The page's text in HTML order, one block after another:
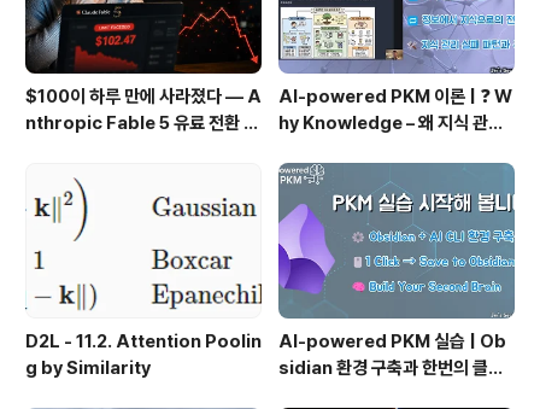
$100이 하루 만에 사라졌다 — A
nthropic Fable 5 유료 전환 사
AI-powered PKM 이론 | ❓ W
hy Knowledge – 왜 지식 관리
보에서 지식으로의 전환, 🛠️ 지식
관리 실패 패턴과 극복
D2L - 11.2. Attention Poolin
g by Similarity
AI-powered PKM 실습 | Ob
sidian 환경 구축과 한번의 클릭